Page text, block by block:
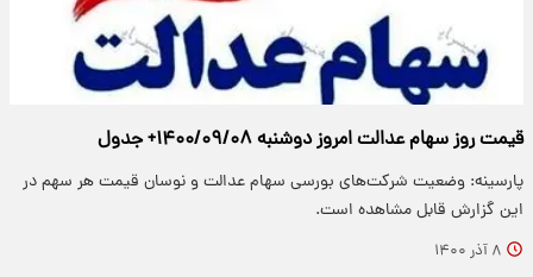
قیمت روز سهام عدالت امروز دوشنبه ۱۴۰۰/۰۹/۰۸+ جدول
پارسینه: وضعیت شرکت‌های بورسی سهام عدالت و نوسان قیمت هر سهم در
این گزارش قابل مشاهده است.
۸ آذر ۱۴۰۰